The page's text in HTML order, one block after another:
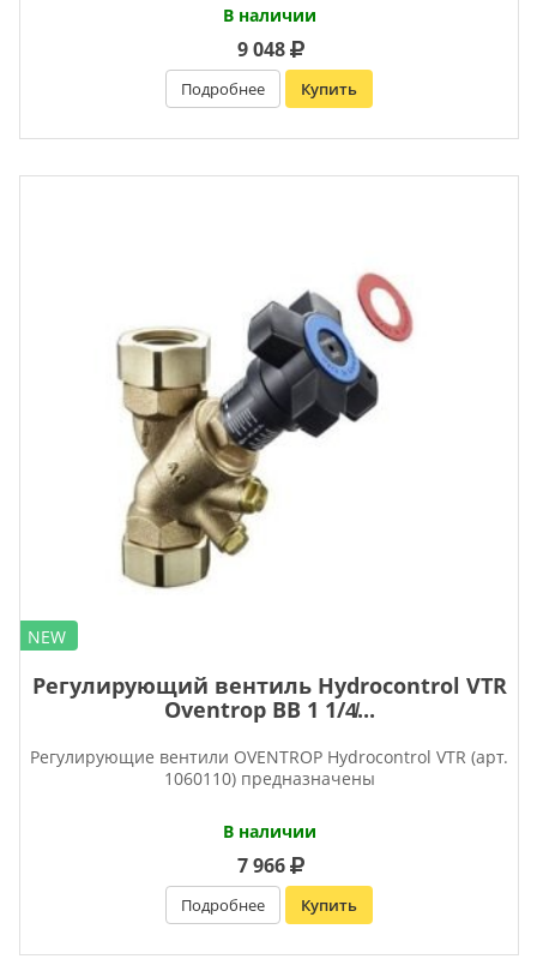
В наличии
9 048
Подробнее Купить
NEW
Регулирующий вентиль Hydrocontrol VTR
Oventrop ВВ 1 1/4̸...
Регулирующие вентили OVENTROP Нydrocontrol VTR (арт.
1060110) предназначены
В наличии
7 966
Подробнее Купить